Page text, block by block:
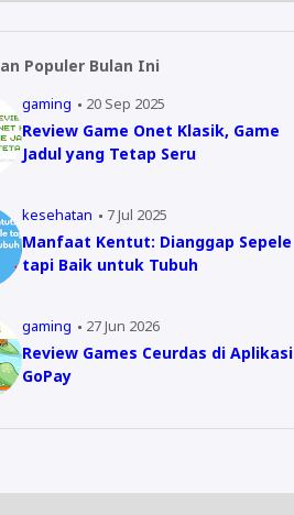
Populer Bulan Ini
gaming 20 Sep 2025
Review Game Onet Klasik, Game
Jadul yang Tetap Seru
kesehatan 7 Jul 2025
Manfaat Kentut: Dianggap Sepele
tapi Baik untuk Tubuh
gaming 27 Jun 2026
Review Games Ceurdas di Aplikasi
GoPay